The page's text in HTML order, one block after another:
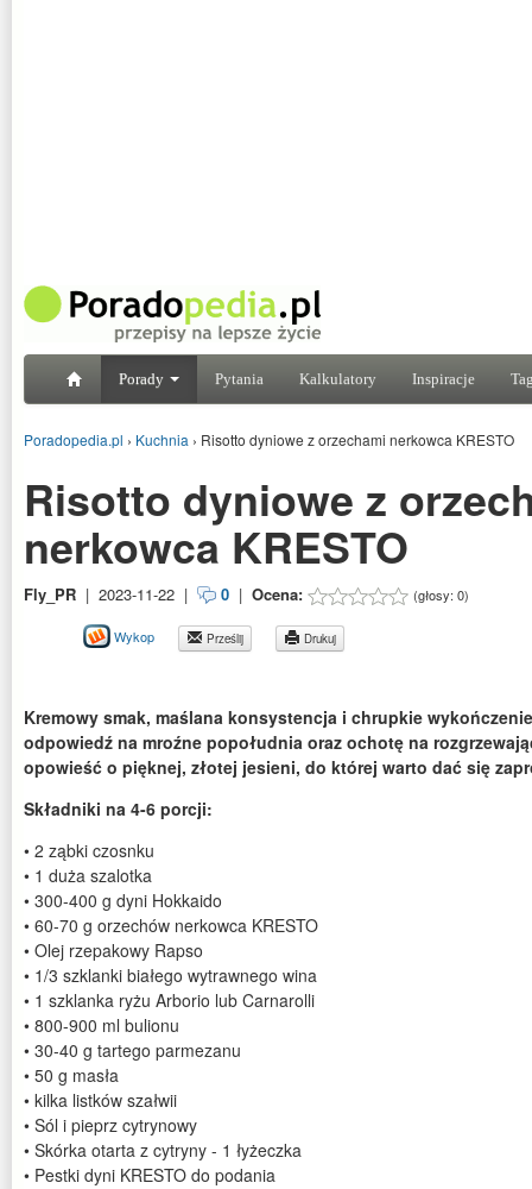
Porady Pytania Kalkulatory Inspiracje
Poradopedia.pl › Kuchnia › Risotto dyniowe z orzechami nerkowca KRESTO
Risotto dyniowe z
nerkowca KRESTO
Fly_PR | 2023-11-22 | 0 | Ocena: (głosy: 0)
Wykop Prześlij Drukuj
Kremowy smak, maślana konsystencja i chrupkie
odpowiedź na mroźne popołudnia oraz ochotę na
opowieść o pięknej, złotej jesieni, do której warto dać się
Składniki na 4-6 porcji:
• 2 ząbki czosnku
• 1 duża szalotka
• 300-400 g dyni Hokkaido
• 60-70 g orzechów nerkowca KRESTO
• Olej rzepakowy Rapso
• 1/3 szklanki białego wytrawnego wina
• 1 szklanka ryżu Arborio lub Carnarolli
• 800-900 ml bulionu
• 30-40 g tartego parmezanu
• 50 g masła
• kilka listków szałwii
• Sól i pieprz cytrynowy
• Skórka otarta z cytryny - 1 łyżeczka
• Pestki dyni KRESTO do podania